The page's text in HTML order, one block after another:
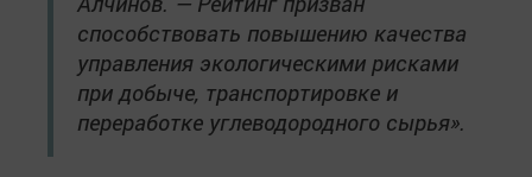
способствовать повышению качества
управления экологическими рисками
при добыче, транспортировке и
переработке углеводородного сырья».